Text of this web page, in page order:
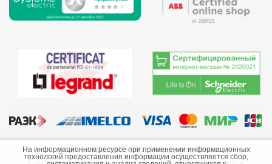
©2013-2026 ООО «Краснодарэлектро»
Сайт носит информационный характер и не является
На информационном ресурсе при применении информационных
технологий предоставления информации осуществляется сбор,